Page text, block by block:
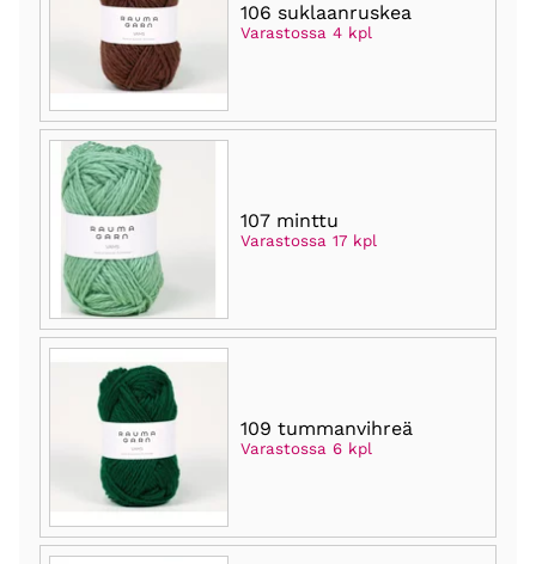
106 suklaanruskea
Varastossa 4 kpl
107 minttu
Varastossa 17 kpl
109 tummanvihreä
Varastossa 6 kpl